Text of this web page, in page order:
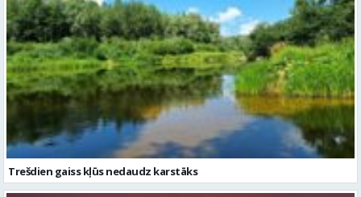
Trešdien gaiss kļūs nedaudz karstāks